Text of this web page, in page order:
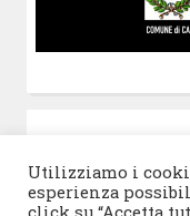
Utilizziamo i
esperienza